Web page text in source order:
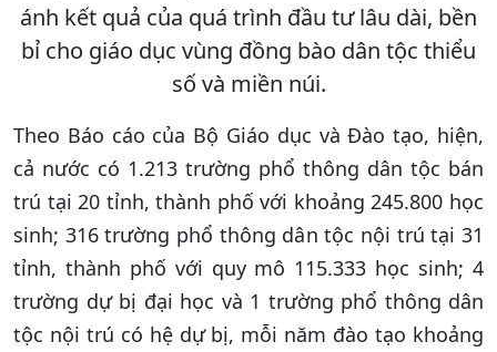
ánh kết quả của quá trình đầu tư lâu dài, bền
bỉ cho giáo dục vùng đồng bào dân tộc thiểu
số và miền núi.
Theo Báo cáo của Bộ Giáo dục và Đào tạo, hiện,
cả nước có 1.213 trường phổ thông dân tộc bán
trú tại 20 tỉnh, thành phố với khoảng 245.800 học
sinh; 316 trường phổ thông dân tộc nội trú tại 31
tỉnh, thành phố với quy mô 115.333 học sinh; 4
trường dự bị đại học và 1 trường phổ thông dân
tộc nội trú có hệ dự bị, mỗi năm đào tạo khoảng